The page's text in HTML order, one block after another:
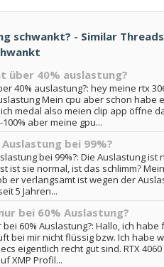
schwankt? - Similar Threads
über 40% auslastung?
40% auslastung?: hey meine rtx
Mein cpu aber schon habe
medal also meien clip app öffne
aber meine gpu...
Auslastung bei 99%?
bei 99%?: Die Auslastung ist
ist sie normal, ist das schlimm?
er verlangsamt ist wegen der
5 Jahren...
bei 60% Auslastung?
bei 60% Auslastung?: Hallo, ich habe
bei mir nicht flüssig bzw. Ich habe
eigentlich recht gut sind. RTX
XMP Profil...